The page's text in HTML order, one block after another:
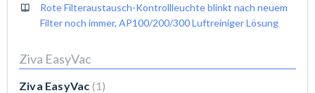
Rote Filteraustausch-Kontrollleuchte blinkt nach neuem
Filter noch immer, AP100/200/300 Luftreiniger Lösung
Ziva EasyVac
Ziva EasyVac 1